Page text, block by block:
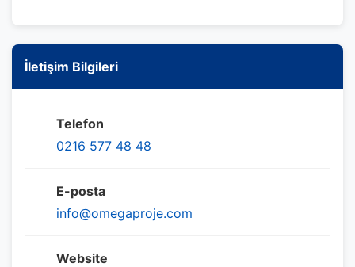
İletişim Bilgileri
Telefon
0216 577 48 48
E-posta
info@omegaproje.com
Website